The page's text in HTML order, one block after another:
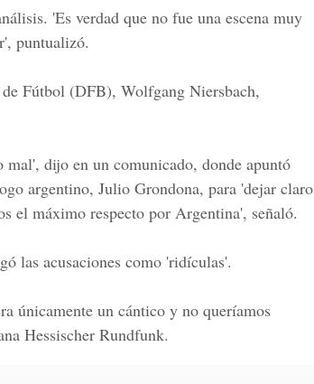
'Es verdad que no fue una escena muy
puntualizó.
Fútbol (DFB), Wolfgang Niersbach,
dijo en un comunicado, donde apuntó
argentino, Julio Grondona, para 'dejar claro
el máximo respecto por Argentina', señaló.
las acusaciones como 'ridículas'.
únicamente un cántico y no queríamos
Hessischer Rundfunk.